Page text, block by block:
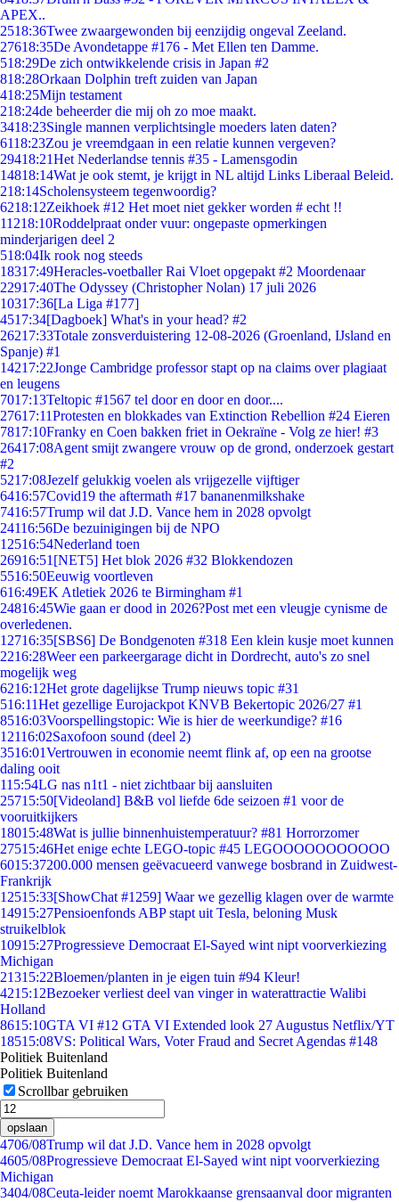
APEX..
2518:36Twee zwaargewonden bij eenzijdig ongeval Zeeland.
27618:35De Avondetappe #176 - Met Ellen ten Damme.
518:29De zich ontwikkelende crisis in Japan #2
818:28Orkaan Dolphin treft zuiden van Japan
418:25Mijn testament
218:24de beheerder die mij oh zo moe maakt.
3418:23Single mannen verplichtsingle moeders laten daten?
6118:23Zou je vreemdgaan in een relatie kunnen vergeven?
29418:21Het Nederlandse tennis #35 - Lamensgodin
14818:14Wat je ook stemt, je krijgt in NL altijd Links Liberaal Beleid.
218:14Scholensysteem tegenwoordig?
6218:12Zeikhoek #12 Het moet niet gekker worden # echt !!
11218:10Roddelpraat onder vuur: ongepaste opmerkingen
minderjarigen deel 2
518:04Ik rook nog steeds
18317:49Heracles-voetballer Rai Vloet opgepakt #2 Moordenaar
22917:40The Odyssey (Christopher Nolan) 17 juli 2026
10317:36[La Liga #177]
4517:34[Dagboek] What's in your head? #2
26217:33Totale zonsverduistering 12-08-2026 (Groenland, IJsland en
Spanje) #1
14217:22Jonge Cambridge professor stapt op na claims over plagiaat
en leugens
7017:13Teltopic #1567 tel door en door en door....
27617:11Protesten en blokkades van Extinction Rebellion #24 Eieren
7817:10Franky en Coen bakken friet in Oekraïne - Volg ze hier! #3
26417:08Agent smijt zwangere vrouw op de grond, onderzoek gestart
#2
5217:08Jezelf gelukkig voelen als vrijgezelle vijftiger
6416:57Covid19 the aftermath #17 bananenmilkshake
7416:57Trump wil dat J.D. Vance hem in 2028 opvolgt
24116:56De bezuinigingen bij de NPO
12516:54Nederland toen
26916:51 [NET5] Het blok 2026 #32 Blokkendozen
5516:50Eeuwig voortleven
616:49EK Atletiek 2026 te Birmingham #1
24816:45Wie gaan er dood in 2026?Post met een vleugje cynisme de
overledenen.
12716:35[SBS6] De Bondgenoten #318 Een klein kusje moet kunnen
2216:28Weer een parkeergarage dicht in Dordrecht, auto's zo snel
mogelijk weg
6216:12Het grote dagelijkse Trump nieuws topic #31
516:11Het gezellige Eurojackpot KNVB Bekertopic 2026/27 #1
8516:03Voorspellingstopic: Wie is hier de weerkundige? #16
12116:02Saxofoon sound (deel 2)
3516:01Vertrouwen in economie neemt flink af, op een na grootse
daling ooit
115:54LG nas n1t1 - niet zichtbaar bij aansluiten
25715:50[Videoland] B&B vol liefde 6de seizoen #1 voor de
vooruitkijkers
18015:48Wat is jullie binnenhuistemperatuur? #81 Horrorzomer
27515:46Het enige echte LEGO-topic #45 LEGOOOOOOOOOOO
6015:37200.000 mensen geëvacueerd vanwege bosbrand in Zuidwest-
Frankrijk
12515:33[ShowChat #1259] Waar we gezellig klagen over de warmte
14915:27Pensioenfonds ABP stapt uit Tesla, beloning Musk
struikelblok
10915:27Progressieve Democraat El-Sayed wint nipt voorverkiezing
Michigan
21315:22Bloemen/planten in je eigen tuin #94 Kleur!
4215:12Bezoeker verliest deel van vinger in waterattractie Walibi
Holland
8615:10GTA VI #12 GTA VI Extended look 27 Augustus Netflix/YT
18515:08VS: Political Wars, Voter Fraud and Secret Agendas #148
Politiek Buitenland
Politiek Buitenland
Scrollbar gebruiken
opslaan
4706/08Trump wil dat J.D. Vance hem in 2028 opvolgt
4605/08Progressieve Democraat El-Sayed wint nipt voorverkiezing
Michigan
3404/08Ceuta-leider noemt Marokkaanse grensaanval door migranten